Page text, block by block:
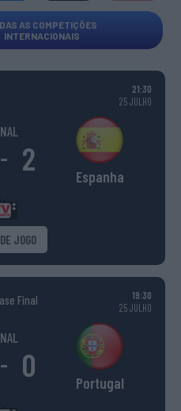
AS COMPETIÇÕES
INTERNACIONAIS
21:30
25 JULHO
- 2 Espanha
JOGO
Final
19:30
25 JULHO
- 0 Portugal